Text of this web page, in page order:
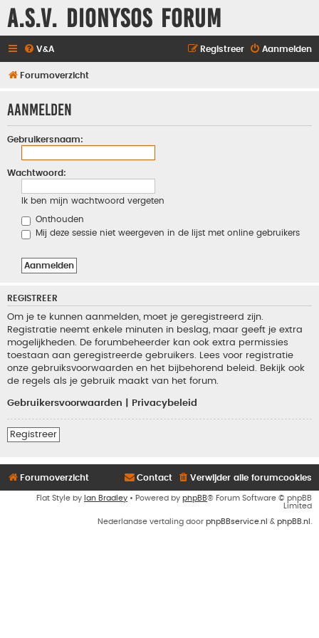
A.S.V. Dionysos Forum
V&A Aanmelden
Registreer
Forumoverzicht
Aanmelden
Gebruikersnaam:
Wachtwoord:
Ik ben mijn wachtwoord vergeten
Onthouden
Mij deze sessie niet weergeven in de lijst met online gebruikers
REGISTREER
Om je te kunnen aanmelden, moet je geregistreerd zijn.
Registratie neemt enkele minuten in beslag, maar geeft je extra
mogelijkheden. De forumbeheerder kan ook extra permissies
toestaan aan geregistreerde gebruikers. Lees voor registratie
onze gebruiksvoorwaarden en het bijbehorend beleid. Bekijk ook
de regels als je gebruik maakt van het forum.
Gebruikersvoorwaarden Privacybeleid
Registreer
Forumoverzicht Verwijder alle forumcookies
Contact
Flat Style by Ian Bradley • Powered by phpBB® Forum Software © phpBB
Limited
Nederlandse vertaling door phpBBservice.nl & phpBB.nl .